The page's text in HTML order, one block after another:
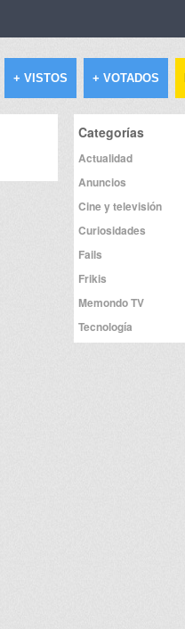
+ VISTOS + VOTADOS
Categorías
Actualidad
Anuncios
Cine y televisión
Curiosidades
Fails
Frikis
Memondo TV
Tecnología